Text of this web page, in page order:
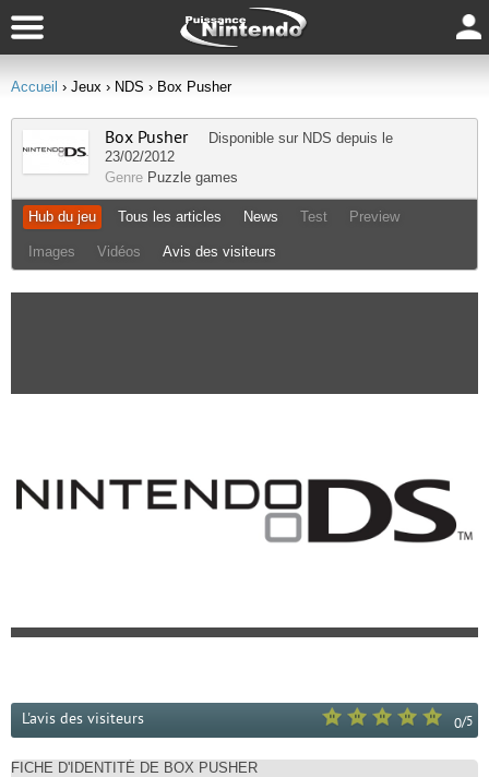
Accueil › Jeux › NDS › Box Pusher
Box Pusher Disponible sur NDS depuis le
23/02/2012
Genre Puzzle games
Hub du jeu Tous les articles News Test Preview
Images Vidéos Avis des visiteurs
0/5
L'avis des visiteurs
FICHE D'IDENTITÉ DE BOX PUSHER